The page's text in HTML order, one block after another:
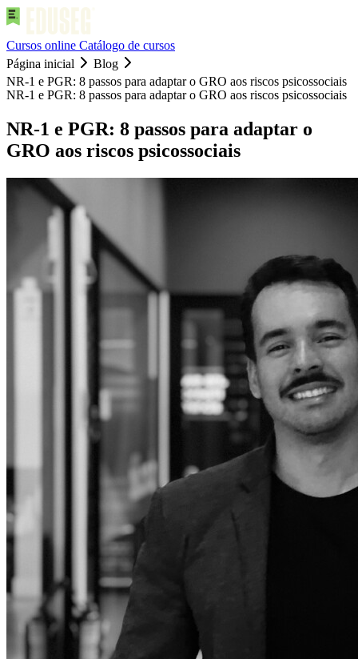
Cursos online Catálogo de cursos
Página inicial
Blog
NR-1 e PGR: 8 passos para adaptar o GRO aos riscos psicossociais
NR-1 e PGR: 8 passos para adaptar o GRO aos riscos psicossociais
NR-1 e PGR: 8 passos para adaptar o
GRO aos riscos psicossociais